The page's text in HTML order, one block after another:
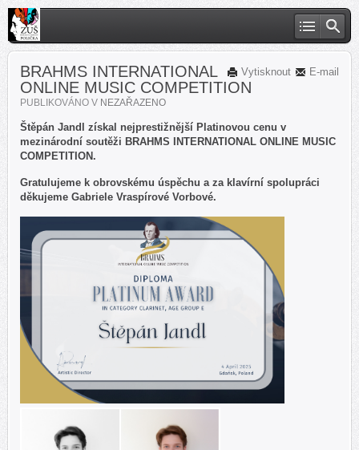
E-mail
Vytisknout
BRAHMS INTERNATIONAL
ONLINE MUSIC COMPETITION
PUBLIKOVÁNO V NEZAŘAZENO
Štěpán Jandl získal nejprestižnější Platinovou cenu v
mezinárodní soutěži BRAHMS INTERNATIONAL ONLINE MUSIC
COMPETITION.
Gratulujeme k obrovskému úspěchu a za klavírní spolupráci
děkujeme Gabriele Vraspírové Vorbové.